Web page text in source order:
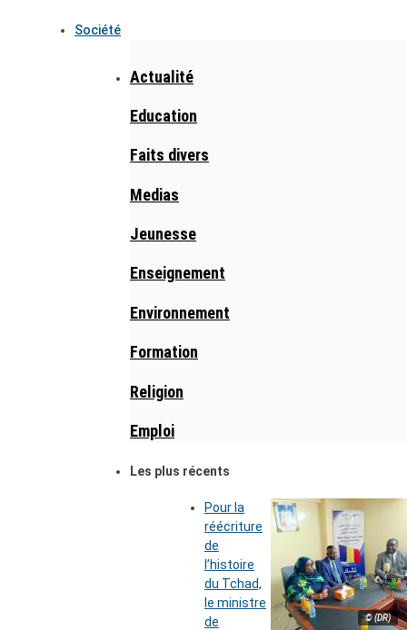
Société
Actualité
Education
Faits divers
Medias
Jeunesse
Enseignement
Environnement
Formation
Religion
Emploi
Les plus récents
© (DR)
Pour la
réécriture
de
l’histoire
du Tchad,
le ministre
de